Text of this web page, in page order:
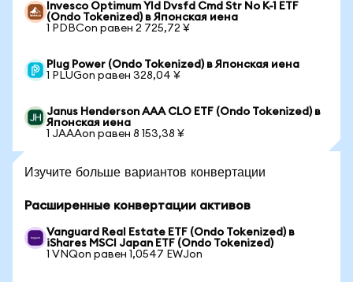
Invesco Optimum Yld Dvsfd Cmd Str No K-1 ETF
(Ondo Tokenized) в Японская иена
1 PDBCon равен 2 725,72 ¥
Plug Power (Ondo Tokenized) в Японская иена
1 PLUGon равен 328,04 ¥
Janus Henderson AAA CLO ETF (Ondo Tokenized) в
Японская иена
1 JAAAon равен 8 153,38 ¥
Изучите больше вариантов конвертации
Расширенные конвертации активов
Vanguard Real Estate ETF (Ondo Tokenized) в
iShares MSCI Japan ETF (Ondo Tokenized)
1 VNQon равен 1,0547 EWJon